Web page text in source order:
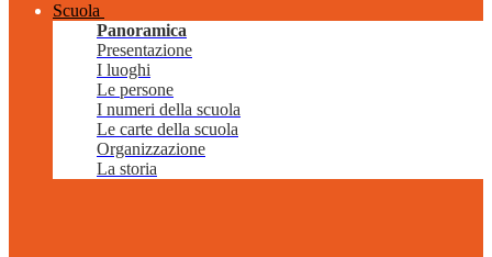
Scuola
Panoramica
Presentazione
I luoghi
Le persone
I numeri della scuola
Le carte della scuola
Organizzazione
La storia